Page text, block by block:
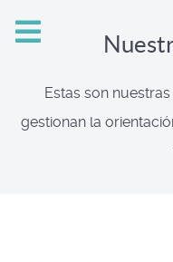
Estas son
gestionan la